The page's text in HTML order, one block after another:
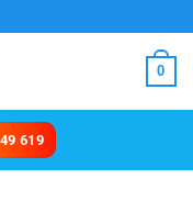
0
619